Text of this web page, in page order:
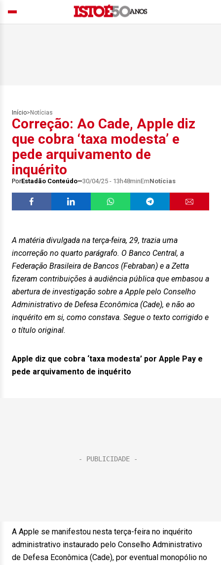
Início> Notícias
Correção: Ao Cade, Apple diz
que cobra ‘taxa modesta’ e
pede arquivamento de
inquérito
PorEstadão Conteúdo 30/04/25 - 13h48minEmNotícias
A matéria divulgada na terça-feira, 29, trazia uma
incorreção no quarto parágrafo. O Banco Central, a
Federação Brasileira de Bancos (Febraban) e a Zetta
fizeram contribuições à audiência pública que embasou a
abertura de investigação sobre a Apple pelo Conselho
Administrativo de Defesa Econômica (Cade), e não ao
inquérito em si, como constava. Segue o texto corrigido e
o título original.
Apple diz que cobra ‘taxa modesta’ por Apple Pay e
pede arquivamento de inquérito
A Apple se manifestou nesta terça-feira no inquérito
administrativo instaurado pelo Conselho Administrativo
de Defesa Econômica (Cade), por eventual monopólio no